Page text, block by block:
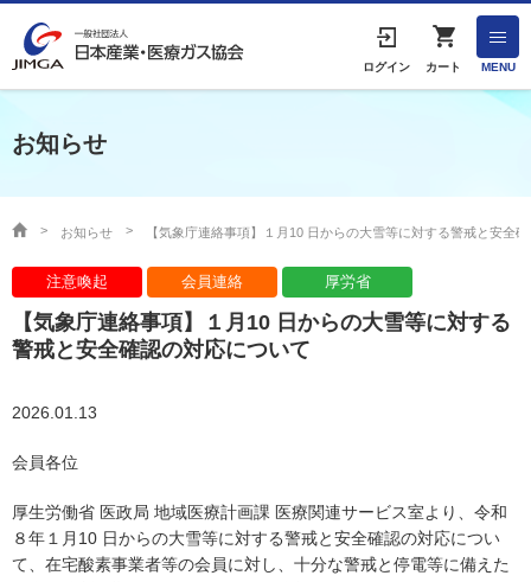
ログイン カート MENU
English
HOME
事業者の方へ
出版物・物品の販売
協会連絡先
協会案内
お知らせ
お知らせ 【気象庁連絡事項】１月10 日からの大雪等に対する警戒と安全
注意喚起 会員連絡 厚労省
【気象庁連絡事項】１月10 日からの大雪等に対する
警戒と安全確認の対応について
2026.01.13
会員各位
厚生労働省 医政局 地域医療計画課 医療関連サービス室より、令和
８年１月10 日からの大雪等に対する警戒と安全確認の対応につい
て、在宅酸素事業者等の会員に対し、十分な警戒と停電等に備えた